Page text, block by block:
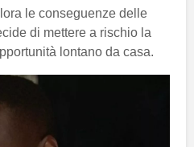
le conseguenze delle
di mettere a rischio la
lontano da casa.